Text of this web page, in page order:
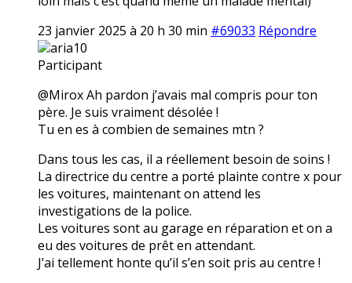
23 janvier 2025 à 20 h 30 min #69033 Répondre
aria10
Participant
@Mirox Ah pardon j’avais mal compris pour ton
père. Je suis vraiment désolée !
Tu en es à combien de semaines mtn ?
Dans tous les cas, il a réellement besoin de soins !
La directrice du centre a porté plainte contre x pour
les voitures, maintenant on attend les
investigations de la police.
Les voitures sont au garage en réparation et on a
eu des voitures de prêt en attendant.
J’ai tellement honte qu’il s’en soit pris au centre !